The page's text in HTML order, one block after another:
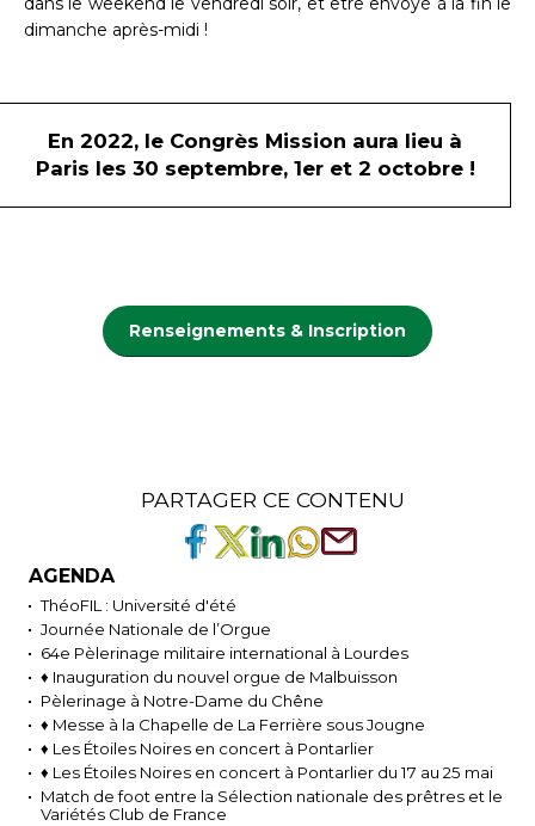
dimanche après-midi !
En 2022, le Congrès Mission aura lieu à
Paris les 30 septembre, 1er et 2 octobre !
Renseignements & Inscription
PARTAGER CE CONTENU
AGENDA
ThéoFIL : Université d'été
Journée Nationale de l’Orgue
64e Pèlerinage militaire international à Lourdes
♦ Inauguration du nouvel orgue de Malbuisson
Pèlerinage à Notre-Dame du Chêne
♦ Messe à la Chapelle de La Ferrière sous Jougne
♦ Les Étoiles Noires en concert à Pontarlier
♦ Les Étoiles Noires en concert à Pontarlier du 17 au 25 mai
Match de foot entre la Sélection nationale des prêtres et le
Variétés Club de France